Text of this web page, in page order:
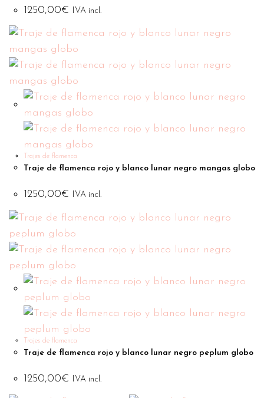
1250,00€ IVA incl.
Trajes de flamenca
Traje de flamenca rojo y blanco lunar negro mangas globo
1250,00€ IVA incl.
Trajes de flamenca
Traje de flamenca rojo y blanco lunar negro peplum globo
1250,00€ IVA incl.